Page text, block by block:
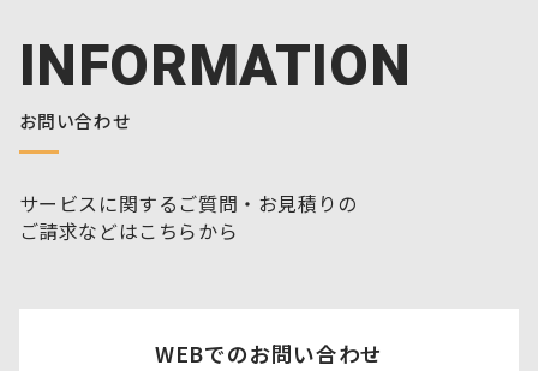
INFORMATION
お問い合わせ
サービスに関するご質問・お見積りの
ご請求などはこちらから
WEBでのお問い合わせ